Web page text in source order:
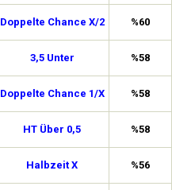
Doppelte Chance X/2 %60
3,5 Unter %58
Doppelte Chance 1/X %58
HT Über 0,5 %58
Halbzeit X %56